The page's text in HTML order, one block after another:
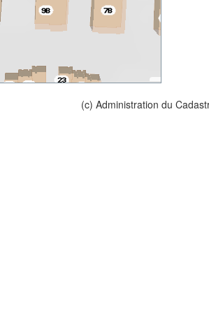
(c) Administration du